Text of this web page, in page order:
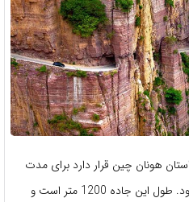
هونان چین قرار دارد برای مدت
پنج سال شاهراه 13 منطقه‌ی محلی بود. طول این جاده 1200 متر است و